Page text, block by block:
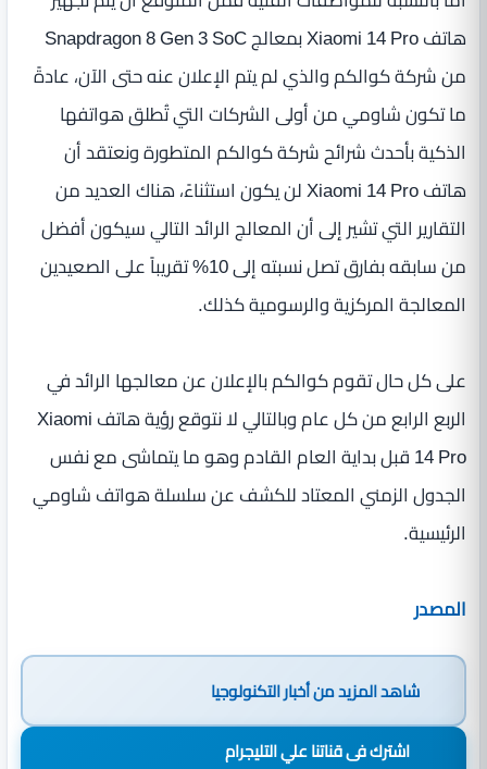
هاتف Xiaomi 14 Pro بمعالج Snapdragon 8 Gen 3 SoC
من شركة كوالكم والذي لم يتم الإعلان عنه حتى الآن، عادةً
ما تكون شاومي من أولى الشركات التي تُطلق هواتفها
الذكية بأحدث شرائح شركة كوالكم المتطورة ونعتقد أن
هاتف Xiaomi 14 Pro لن يكون استثناءً، هناك العديد من
التقارير التي تشير إلى أن المعالج الرائد التالي سيكون أفضل
من سابقه بفارق تصل نسبته إلى 10% تقريباً على الصعيدين
المعالجة المركزية والرسومية كذلك.
على كل حال تقوم كوالكم بالإعلان عن معالجها الرائد في
الربع الرابع من كل عام وبالتالي لا نتوقع رؤية هاتف Xiaomi
14 Pro قبل بداية العام القادم وهو ما يتماشى مع نفس
الجدول الزمني المعتاد للكشف عن سلسلة هواتف شاومي
الرئيسية.
المصدر
شاهد المزيد منأخبار التكنولوجيا
اشترك فى قناتنا علي التليجرام